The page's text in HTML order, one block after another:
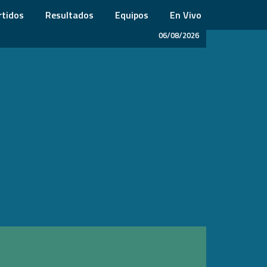
Resultados Equipos En Vivo
06/08/2026